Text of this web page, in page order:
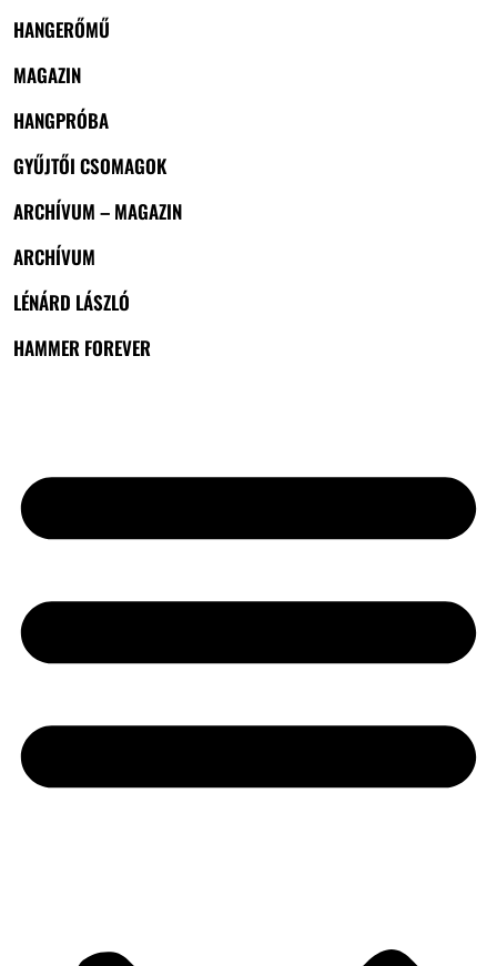
HANGERŐMŰ
MAGAZIN
HANGPRÓBA
GYŰJTŐI CSOMAGOK
ARCHÍVUM – MAGAZIN
ARCHÍVUM
LÉNÁRD LÁSZLÓ
HAMMER FOREVER